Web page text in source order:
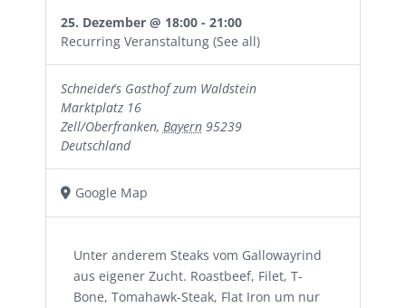
25. Dezember @ 18:00- 21:00
Recurring Veranstaltung (See all)
Schneider´s Gasthof zum Waldstein
Marktplatz 16
Zell/Oberfranken, Bayern 95239
Deutschland
Google Map
Unter anderem Steaks vom Gallowayrind
aus eigener Zucht. Roastbeef, Filet, T-
Bone, Tomahawk-Steak, Flat Iron um nur